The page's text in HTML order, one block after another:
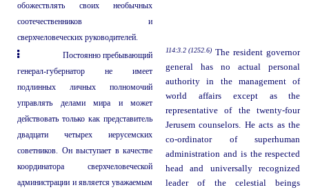
обожествлять своих необычных
соотечественников и
сверхчеловеческих руководителей.
Постоянно пребывающий
генерал-губернатор не имеет
подлинных личных полномочий
управлять делами мира и может
действовать только как представитель
двадцати четырех иерусемских
советников. Он выступает в качестве
координатора сверхчеловеческой
администрации и является уважаемым
114:3.2 (1252.6) The resident governor
general has no actual personal
authority in the management of
world affairs except as the
representative of the twenty-four
Jerusem counselors. He acts as the
co-ordinator of superhuman
administration and is the respected
head and universally recognized
leader of the celestial beings